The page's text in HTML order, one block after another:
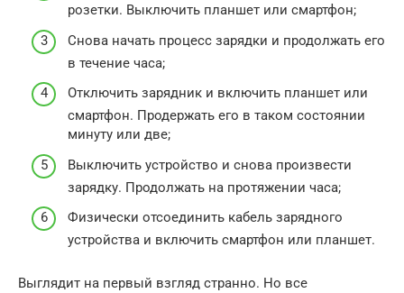
розетки. Выключить планшет или смартфон;
Снова начать процесс зарядки и продолжать его
в течение часа;
Отключить зарядник и включить планшет или
смартфон. Продержать его в таком состоянии
минуту или две;
Выключить устройство и снова произвести
зарядку. Продолжать на протяжении часа;
Физически отсоединить кабель зарядного
устройства и включить смартфон или планшет.
Выглядит на первый взгляд странно. Но все